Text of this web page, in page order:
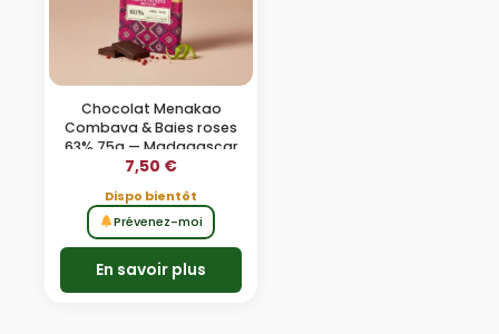
Chocolat Menakao
Combava & Baies roses
63% 75g — Madagascar
7,50 €
Dispo bientôt
Prévenez-moi
En savoir plus